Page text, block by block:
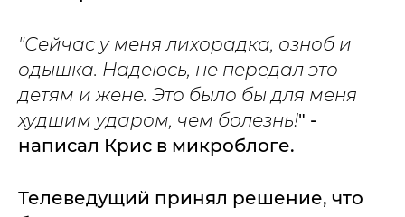
"Сейчас у меня лихорадка, озноб и
одышка. Надеюсь, не передал это
детям и жене. Это было бы для меня
худшим ударом, чем болезнь!" -
написал Крис в микроблоге.
Телеведущий принял решение, что